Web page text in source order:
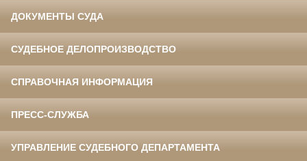
ДОКУМЕНТЫ СУДА
СУДЕБНОЕ ДЕЛОПРОИЗВОДСТВО
СПРАВОЧНАЯ ИНФОРМАЦИЯ
ПРЕСС-СЛУЖБА
УПРАВЛЕНИЕ СУДЕБНОГО ДЕПАРТАМЕНТА